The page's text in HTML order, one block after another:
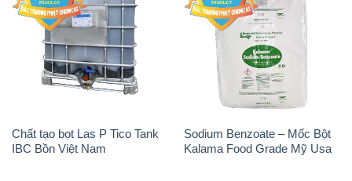
Chất tạo bọt Las P Tico Tank
IBC Bồn Việt Nam
Sodium Benzoate – Mốc Bột
Kalama Food Grade Mỹ Usa